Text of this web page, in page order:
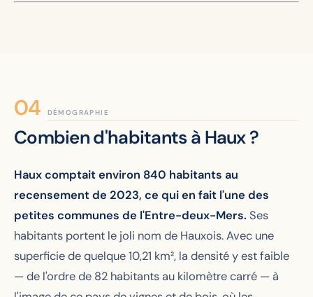
DÉMOGRAPHIE
Combien d'habitants à Haux ?
Haux comptait environ 840 habitants au
recensement de 2023, ce qui en fait l'une des
petites communes de l'Entre-deux-Mers. Ses
habitants portent le joli nom de Hauxois. Avec une
superficie de quelque 10,21 km², la densité y est faible
— de l'ordre de 82 habitants au kilomètre carré — à